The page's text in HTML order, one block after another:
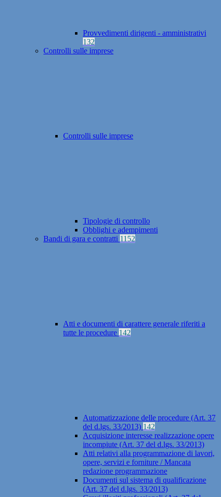
Provvedimenti dirigenti - amministrativi
132
Controlli sulle imprese
Controlli sulle imprese
Tipologie di controllo
Obblighi e adempimenti
Bandi di gara e contratti 1152
Atti e documenti di carattere generale riferiti a
tutte le procedure 142
Automatizzazione delle procedure (Art. 37
del d.lgs. 33/2013) 142
Acquisizione interesse realizzazione opere
incompiute (Art. 37 del d.lgs. 33/2013)
Atti relativi alla programmazione di lavori,
opere, servizi e forniture / Mancata
redazione programmazione
Documenti sul sistema di qualificazione
(Art. 37 del d.lgs. 33/2013)